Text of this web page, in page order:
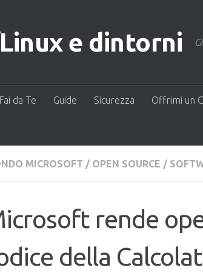
e dintorni
da Te Guide Sicurezza Offrimi un
MICROSOFT / OPEN SOURCE /
rende
della